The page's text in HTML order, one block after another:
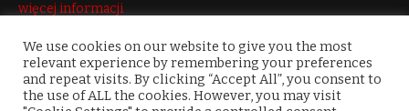
więcej informacji
We use cookies on our website to give you the most
relevant experience by remembering your preferences
and repeat visits. By clicking “Accept All”, you consent to
the use of ALL the cookies. However, you may visit